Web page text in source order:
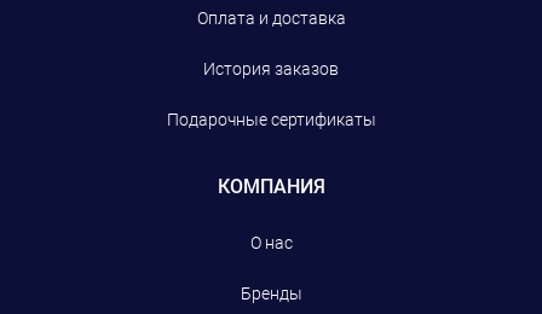
Оплата и доставка
История заказов
Подарочные сертификаты
КОМПАНИЯ
О нас
Бренды